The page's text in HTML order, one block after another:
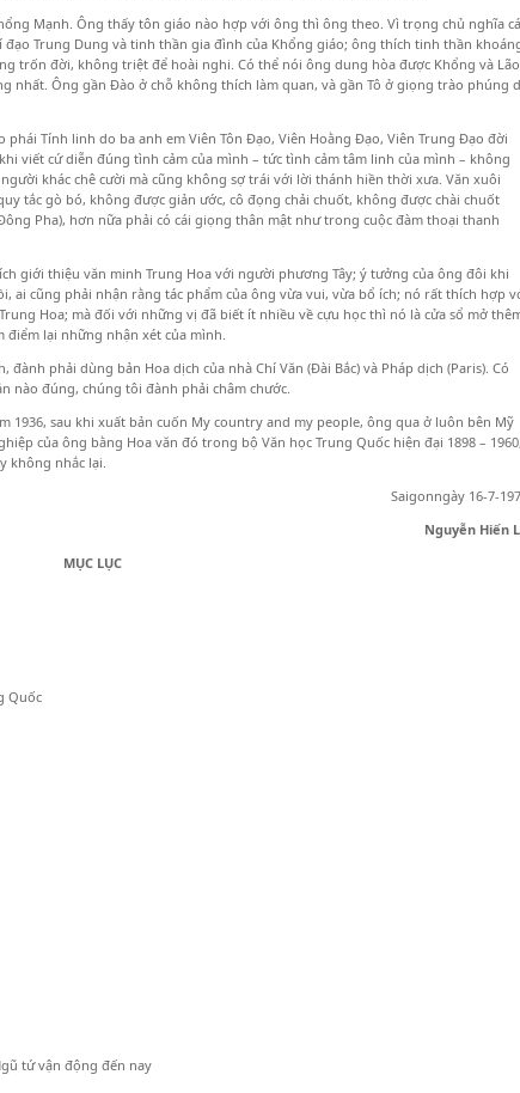
Mạnh. Ông thấy tôn giáo nào hợp với ông thì ông theo. Vì trọng chủ nghĩa cá
Trung Dung và tinh thần gia đình của Khổng giáo; ông thích tinh thần
trốn đời, không triệt để hoài nghi. Có thể nói ông dung hòa được Khổng và
nhất. Ông gần Đào ở chỗ không thích làm quan, và gần Tô ở giọng trào phúng
Tính linh do ba anh em Viên Tôn Đạo, Viên Hoằng Đạo, Viên Trung Đạo đời
viết cứ diễn đúng tình cảm của mình – tức tình cảm tâm linh của mình – không
khác chê cười mà cũng không sợ trái với lời thánh hiền thời xưa. Văn xuôi
tắc gò bó, không được giản ước, cô đọng chải chuốt, không được chài chuốt
Pha), hơn nữa phải có cái giọng thân mật như trong cuộc đàm thoại thanh
giới thiệu văn minh Trung Hoa với người phương Tây; ý tưởng của ông đôi khi
ai cũng phải nhận rằng tác phẩm của ông vừa vui, vừa bổ ích; nó rất thích hợp
Hoa; mà đối với những vị đã biết ít nhiều về cựu học thì nó là cửa sổ mở
điểm lại những nhận xét của mình.
phải dùng bản Hoa dịch của nhà Chí Văn (Đài Bắc) và Pháp dịch (Paris). Có
nào đúng, chúng tôi đành phải châm chước.
1936, sau khi xuất bản cuốn My country and my people, ông qua ở luôn bên Mỹ
của ông bằng Hoa văn đó trong bộ Văn học Trung Quốc hiện đại 1898 – 1960,
không nhắc lại.
Saigonngày 16-7-
Nguyễn Hiến
MỤC LỤC
vận động đến nay